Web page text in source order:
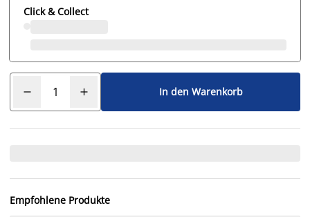
Click & Collect
In den Warenkorb
Empfohlene Produkte